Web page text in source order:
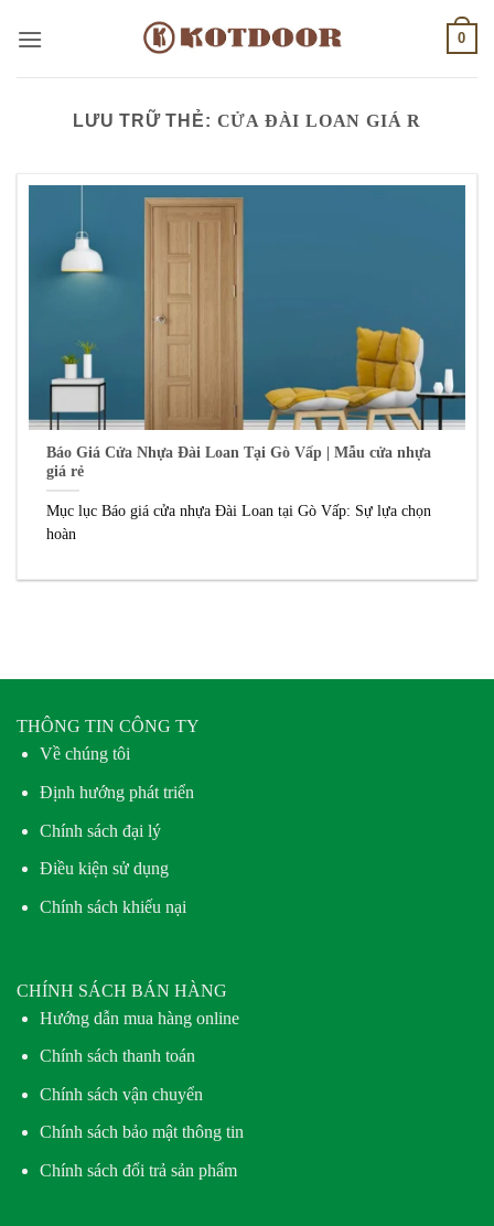
qua
0
LƯU TRỮ THẺ: CỬA ĐÀI LOAN GIÁ R
Báo Giá Cửa Nhựa Đài Loan Tại Gò Vấp | Mẫu cửa nhựa
giá rẻ
Mục lục Báo giá cửa nhựa Đài Loan tại Gò Vấp: Sự lựa chọn
hoàn
THÔNG TIN CÔNG TY
Về chúng tôi
Định hướng phát triển
Chính sách đại lý
Điều kiện sử dụng
Chính sách khiếu nại
CHÍNH SÁCH BÁN HÀNG
Hướng dẫn mua hàng online
Chính sách thanh toán
Chính sách vận chuyển
Chính sách bảo mật thông tin
Chính sách đổi trả sản phẩm